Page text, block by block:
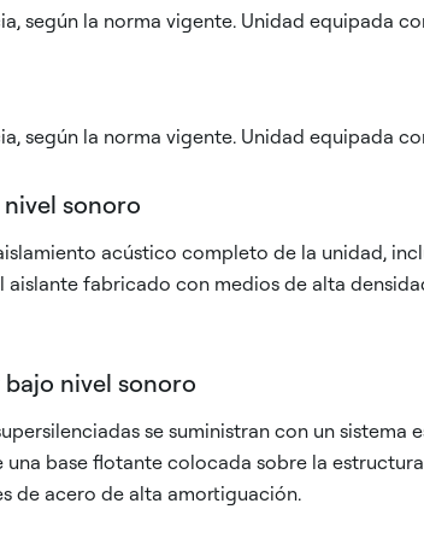
según la norma vigente. Unidad equipada
según la norma vigente. Unidad equipada
nivel sonoro
acústico completo de la unidad,
aislante fabricado con medios de alta
bajo nivel sonoro
se suministran con un
base flotante colocada sobre la
de acero de alta amortiguación.